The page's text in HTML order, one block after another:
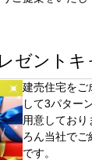
ゼントキ
建売住宅をご
して3パター
用意してお
ろん当社でご
です。